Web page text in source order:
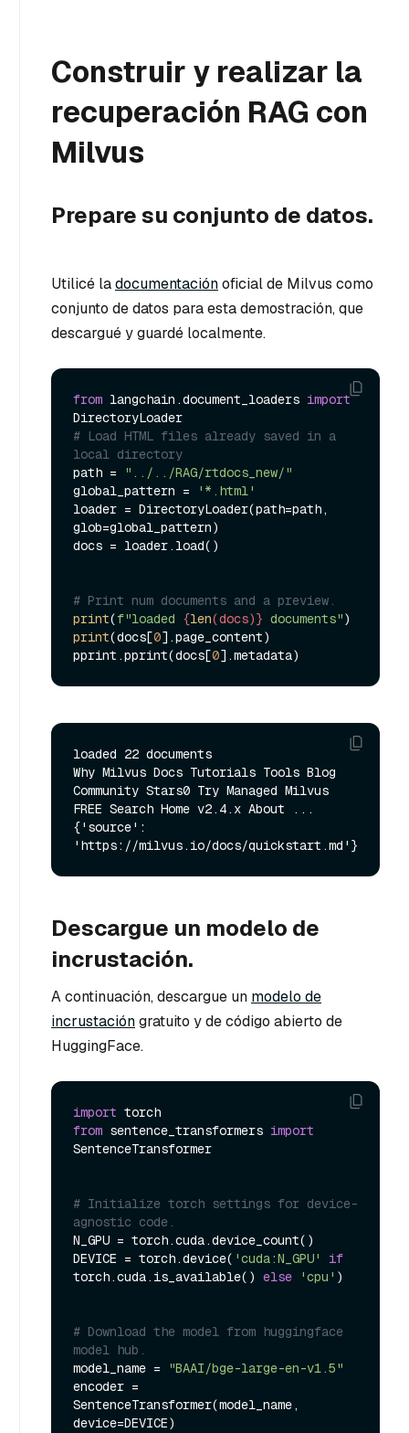
Construir y realizar la
recuperación RAG con
Milvus
Prepare su conjunto de datos.
Utilicé ladocumentaciónoficial de Milvus como
conjunto de datos para esta demostración, que
descargué y guardé localmente.
from langchain.document_loaders import
# Load HTML files already saved in a
local directory
path =
"../../RAG/rtdocs_new/"
global_pattern =
'*.html'
loader = DirectoryLoader(path=path,
glob=global_pattern)
docs = loader.load()
# Print num documents and a preview.
print(f"loaded {len(docs)} documents"
print(docs[0].page_content)
pprint.pprint(docs[0
loaded 22 documents
Why Milvus Docs Tutorials Tools Blog
Community Stars0 Try Managed Milvus
FREE Search Home v2.4.x About ...
{'source':
Descargue un modelo de
incrustación.
A continuación, descargue un modelo de
incrustacióngratuito y de código abierto de
HuggingFace.
import
from sentence_transformers import
SentenceTransformer
# Initialize torch settings for device-
agnostic code.
N_GPU = torch.cuda.device_count()
DEVICE = torch.device( 'cuda:N_GPU'
if
torch.cuda.is_available() else 'cpu' )
# Download the model from huggingface
model hub.
model_name =
"BAAI/bge-large-en-v1.5"
encoder =
SentenceTransformer(model_name,
device=DEVICE)